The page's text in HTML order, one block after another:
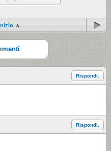
Rispondi.
Rispondi.